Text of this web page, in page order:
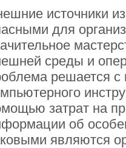
источники
для
среды и
решается с
затрат на
об
являются